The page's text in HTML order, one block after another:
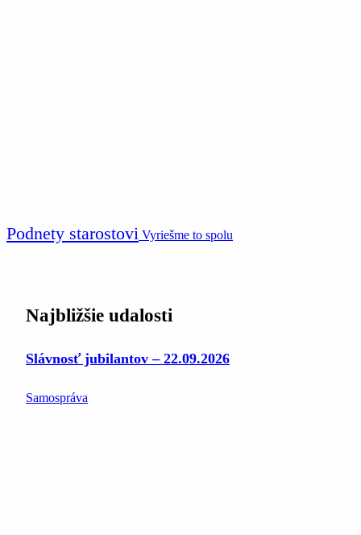
Podnety starostovi Vyriešme to spolu
Najbližšie udalosti
Slávnosť jubilantov – 22.09.2026
Samospráva